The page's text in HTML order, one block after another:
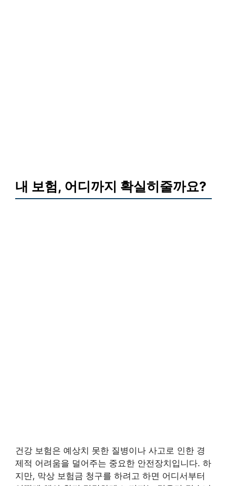
내 보험, 어디까지 확실히줄까요?
건강 보험은 예상치 못한 질병이나 사고로 인한 경
제적 어려움을 덜어주는 중요한 안전장치입니다. 하
지만, 막상 보험금 청구를 하려고 하면 어디서부터